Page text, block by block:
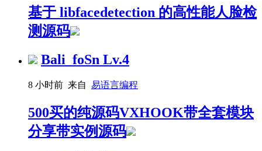
基于 libfacedetection 的高性能人脸检
测源码
Bali_foSn Lv.4
8 小时前 来自 易语言编程
500买的纯源码VXHOOK带全套模块
分享带实例源码